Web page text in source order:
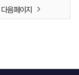
다음 페이지